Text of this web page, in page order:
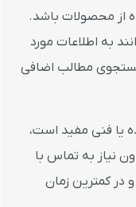
از محصولات باشد.
به اطلاعات مورد
مطالب اضافی
یا فنی مفید است،
نیاز به تماس با
در کمترین زمان